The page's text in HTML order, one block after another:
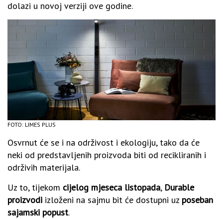
dolazi u novoj verziji ove godine.
FOTO: LIMES PLUS
Osvrnut će se i na održivost i ekologiju, tako da će
neki od predstavljenih proizvoda biti od recikliranih i
održivih materijala.
Uz to, tijekom cijelog mjeseca listopada, Durable
proizvodi izloženi na sajmu bit će dostupni uz poseban
sajamski popust.